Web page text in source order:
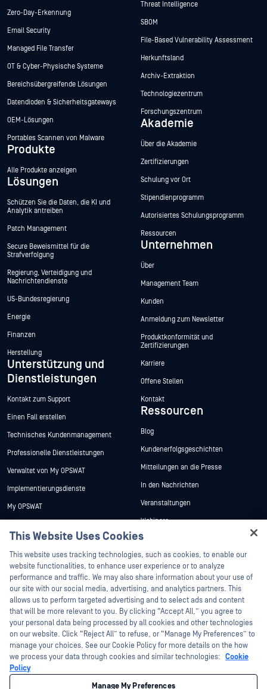
Zero-Day-Erkennung
Email Security
Managed File Transfer
OT & Cyber-Physische Systeme
Bereichsübergreifende Lösungen
Datendioden & Sicherheitsgateways
OEM-Lösungen
Portables Scannen von Malware
Produkte
Alle Produkte anzeigen
Lösungen
Schützen Sie die Daten, die KI und
Analytik antreiben
Patch Management
Secure Beweismittel für die
Strafverfolgung
Regierung, Verteidigung und
Nachrichtendienste
US-Bundesregierung
Energie
Finanzen
Herstellung
Unterstützung und
Dienstleistungen
Kontakt zum Support
Einen Fall erstellen
Technisches Kundenmanagement
Professionelle Dienstleistungen
Verwaltet von My OPSWAT
Implementierungsdienste
My OPSWAT
Programm zur Behebung von
Sicherheitslücken
Partner
Zertifizierung
Technologie-Partner
Partner Programm
Threat Intelligence
SBOM
File-Based Vulnerability Assessment
Herkunftsland
Archiv-Extraktion
Technologiezentrum
Forschungszentrum
Akademie
Über die Akademie
Zertifizierungen
Schulung vor Ort
Stipendienprogramm
Autorisiertes Schulungsprogramm
Ressourcen
Unternehmen
Über
Management Team
Kunden
Anmeldung zum Newsletter
Produktkonformität und
Zertifizierungen
Karriere
Offene Stellen
Kontakt
Ressourcen
Blog
Kundenerfolgsgeschichten
Mitteilungen an die Presse
In den Nachrichten
Veranstaltungen
Webinare
Datenblätter
Weiße Papiere
Kostenlose Tools
©2026 OPSWAT . Alle Rechte vorbehalten. OPSWAT, MetaDefender, Metascan,
MetaAccess, das OPSWAT , Trust no File. Trust No Device., OPSWAT , Protecting the
World's Critical Infrastructure, Deep CDR™ Technology, InQuest, das InQuest-Logo,
This Website Uses Cookies
This website uses tracking technologies, such as cookies, to enable our
website functionalities, to enhance user experience or to analyze
performance and traffic. We may also share information about your use of
our site with our social media, advertising, and analytics partners. This
allows us to perform targeted advertising and to select ads and content
that will be more relevant to you. By clicking “Accept All,” you agree to
your personal data being processed by all cookies and other technologies
on our website. Click “Reject All” to refuse, or “Manage My Preferences” to
manage your choices. See our Cookie Policy for more details on the how
we process your data through cookies and similar technologies: Cookie
Policy
Manage My Preferences
Hey there!
I'm Ozzy, your OPSWAT virtual assistant.
How can I help you secure what's critical
today?